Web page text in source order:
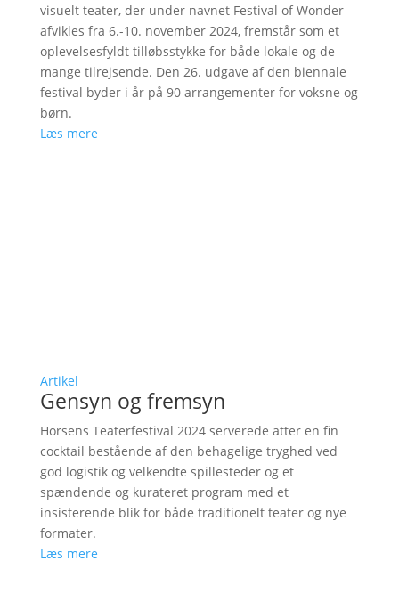
visuelt teater, der under navnet Festival of Wonder
afvikles fra 6.-10. november 2024, fremstår som et
oplevelsesfyldt tilløbsstykke for både lokale og de
mange tilrejsende. Den 26. udgave af den biennale
festival byder i år på 90 arrangementer for voksne og
børn.
Læs mere
Artikel
Gensyn og fremsyn
Horsens Teaterfestival 2024 serverede atter en fin
cocktail bestående af den behagelige tryghed ved
god logistik og velkendte spillesteder og et
spændende og kurateret program med et
insisterende blik for både traditionelt teater og nye
formater.
Læs mere